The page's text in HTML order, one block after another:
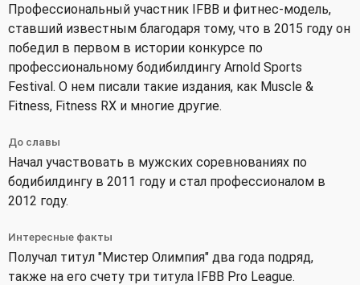
Профессиональный участник IFBB и фитнес-модель,
ставший известным благодаря тому, что в 2015 году он
победил в первом в истории конкурсе по
профессиональному бодибилдингу Arnold Sports
Festival. О нем писали такие издания, как Muscle &
Fitness, Fitness RX и многие другие.
До славы
Начал участвовать в мужских соревнованиях по
бодибилдингу в 2011 году и стал профессионалом в
2012 году.
Интересные факты
Получал титул "Мистер Олимпия" два года подряд,
также на его счету три титула IFBB Pro League.